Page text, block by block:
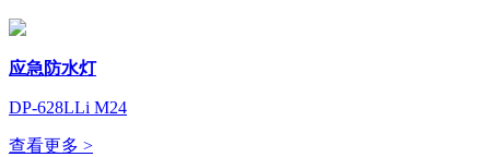
应急防水灯
DP-628LLi M24
查看更多 >